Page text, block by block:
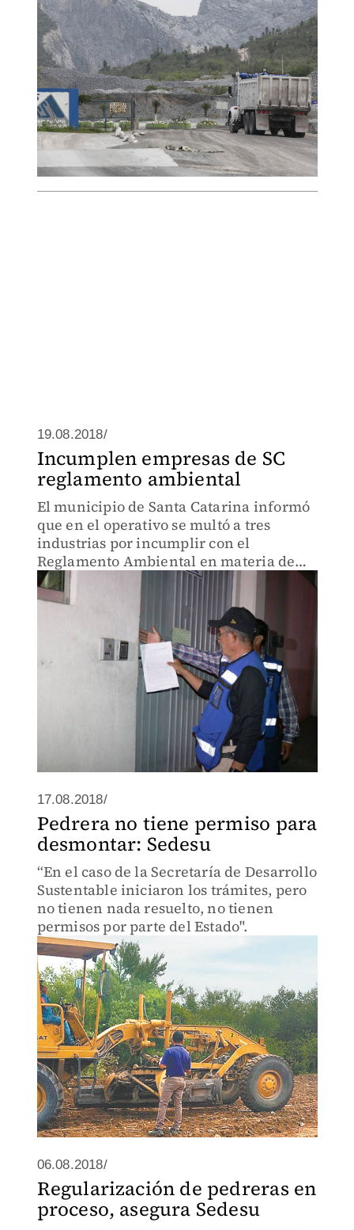
19.08.2018/
Incumplen empresas de SC
reglamento ambiental
El municipio de Santa Catarina informó
que en el operativo se multó a tres
industrias por incumplir con el
Reglamento Ambiental en materia de
emisiones de olores y ruido.
17.08.2018/
Pedrera no tiene permiso para
desmontar: Sedesu
“En el caso de la Secretaría de Desarrollo
Sustentable iniciaron los trámites, pero
no tienen nada resuelto, no tienen
permisos por parte del Estado".
06.08.2018/
Regularización de pedreras en
proceso, asegura Sedesu